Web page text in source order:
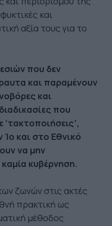
και
αξία τους για το
που δεν
και παραμένουν
και
που
και στο Εθνικό
να μην
κυβέρνηση.
ζωνών στις ακτές
πρακτική ως
μέθοδος